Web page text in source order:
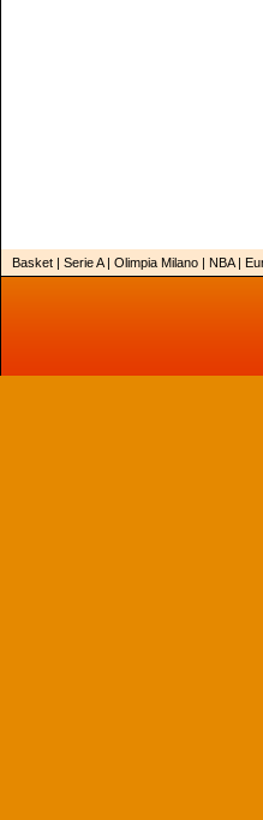
Basket | Serie A | Olimpia Milano | NBA |